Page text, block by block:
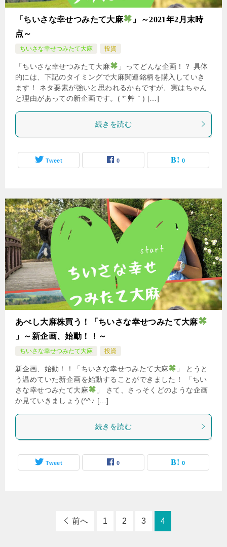
「ちいさな幸せつみたて大麻
」～2021年2月末時
点～
ちいさな幸せつみたて大麻 投資
「ちいさな幸せつみたて大麻
」ってどんな企画！？ 具体
的には、下記のタイミングで大麻関連銘柄を購入していき
ます！ ネタ要素が強いと思われるかもですが、実はちゃん
と理由があっての新企画です。( *´艸｀) […]
続きを読む
Tweet 0 0
あべし大麻株買う！「ちいさな幸せつみたて大麻
」～新企画、始動！！～
ちいさな幸せつみたて大麻 投資
新企画、始動！！「ちいさな幸せつみたて大麻
」 とうと
う温めていた新企画を始動することができました！ 「ちい
さな幸せつみたて大麻
」 さて、さっそくどのような企画
か見ていきましょう(^^♪ […]
続きを読む
Tweet 0 0
前へ 1 2 3 4